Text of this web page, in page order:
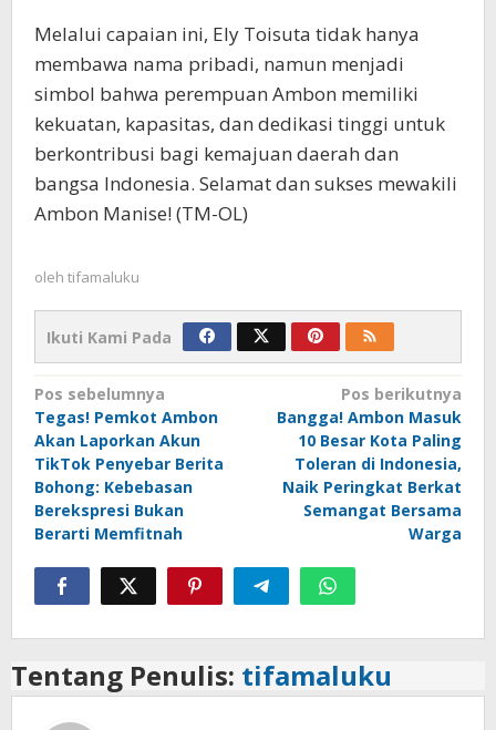
Melalui capaian ini, Ely Toisuta tidak hanya
membawa nama pribadi, namun menjadi
simbol bahwa perempuan Ambon memiliki
kekuatan, kapasitas, dan dedikasi tinggi untuk
berkontribusi bagi kemajuan daerah dan
bangsa Indonesia. Selamat dan sukses mewakili
Ambon Manise! (TM-OL)
oleh tifamaluku
Ikuti Kami Pada
Navigasi
pos
Pos sebelumnya
Tegas! Pemkot Ambon
Akan Laporkan Akun
TikTok Penyebar Berita
Bohong: Kebebasan
Berekspresi Bukan
Berarti Memfitnah
Pos berikutnya
Bangga! Ambon Masuk
10 Besar Kota Paling
Toleran di Indonesia,
Naik Peringkat Berkat
Semangat Bersama
Warga
Tentang Penulis: tifamaluku